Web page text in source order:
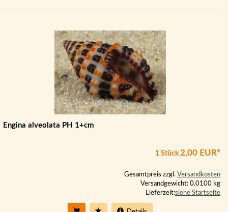
Engina alveolata PH 1+cm
1 Stück 2,00 EUR*
Gesamtpreis zzgl. Versandkosten
Versandgewicht: 0.0100 kg
Lieferzeit:siehe Startseite